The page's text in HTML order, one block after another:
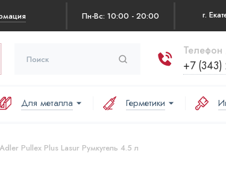
Пн-Вс: 10:00 - 20:00
Телефон
+7 (343)
Для металла Герметики
Pullex Plus Lasur Румкугель 4.5 л